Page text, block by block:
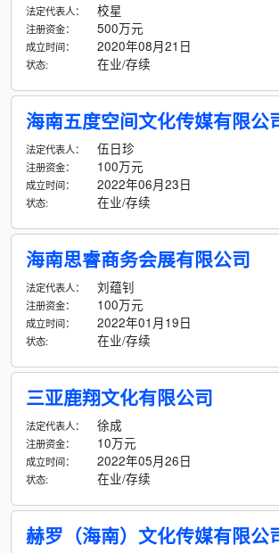
法定代表人： 校星
注册资金： 500万元
成立时间： 2020年08月21日
状态: 在业/存续
海南五度空间文化传媒有限公
法定代表人： 伍日珍
注册资金： 100万元
成立时间： 2022年06月23日
状态: 在业/存续
海南思睿商务会展有限公司
法定代表人： 刘蕴钊
注册资金： 100万元
成立时间： 2022年01月19日
状态: 在业/存续
三亚鹿翔文化有限公司
法定代表人： 徐成
注册资金： 10万元
成立时间： 2022年05月26日
状态: 在业/存续
赫罗（海南）文化传媒有限公